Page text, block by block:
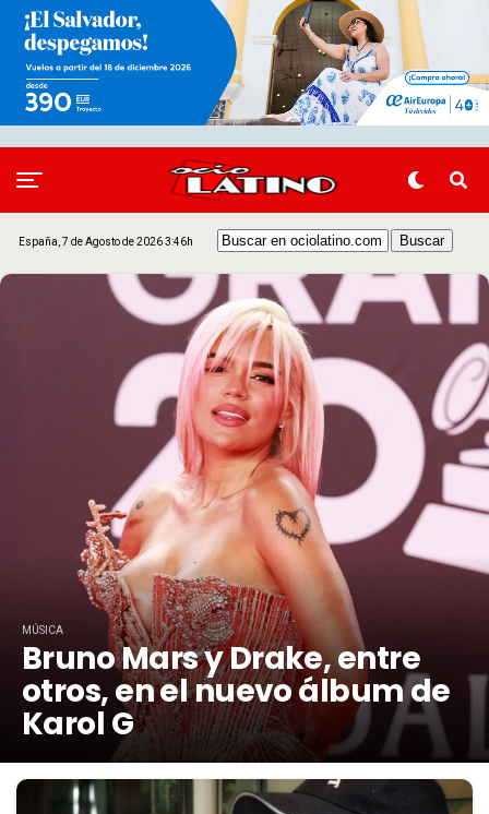
España, 7 de Agosto de 2026 3:46h
MÚSICA
Bruno Mars y Drake, entre
otros, en el nuevo álbum de
Karol G